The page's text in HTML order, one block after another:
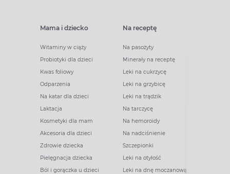
Mama i dziecko
Witaminy w ciąży
Probiotyki dla dzieci
Kwas foliowy
Odparzenia
Na katar dla dzieci
Laktacja
Kosmetyki dla mam
Akcesoria dla dzieci
Zdrowie dziecka
Pielęgnacja dziecka
Ból i gorączka u dzieci
Na receptę
Na pasożyty
Minerały na receptę
Leki na cukrzycę
Leki na grzybicę
Leki na trądzik
Na tarczycę
Na hemoroidy
Na nadciśnienie
Szczepionki
Leki na otyłość
Leki na dnę moczanową